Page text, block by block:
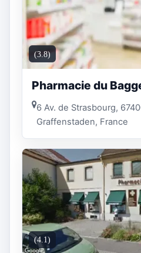
(3.8)
Pharmacie du
6 Av. de Strasbourg,
Graffenstaden, France
(4.1)